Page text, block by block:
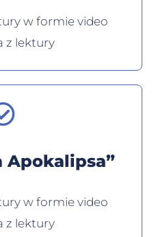
w formie video
z lektury
Apokalipsa”
w formie video
z lektury